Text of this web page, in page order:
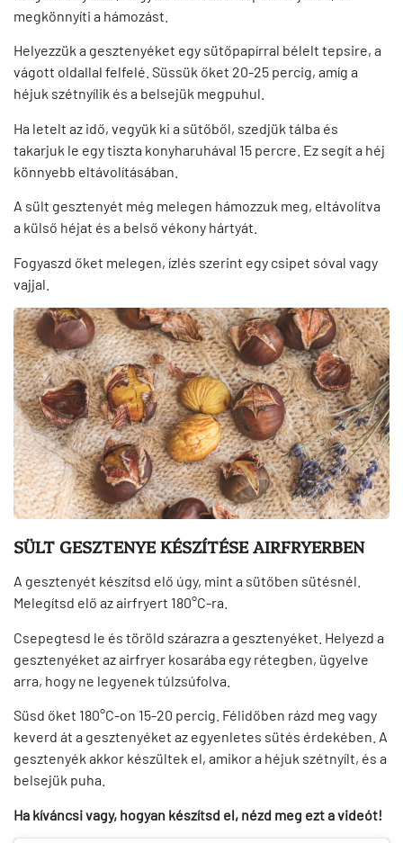
megkönnyíti a hámozást.
Helyezzük a gesztenyéket egy sütőpapírral bélelt tepsire, a
vágott oldallal felfelé. Süssük őket 20-25 percig, amíg a
héjuk szétnyílik és a belsejük megpuhul.
Ha letelt az idő, vegyük ki a sütőből, szedjük tálba és
takarjuk le egy tiszta konyharuhával 15 percre. Ez segít a héj
könnyebb eltávolításában.
A sült gesztenyét még melegen hámozzuk meg, eltávolítva
a külső héjat és a belső vékony hártyát.
Fogyaszd őket melegen, ízlés szerint egy csipet sóval vagy
vajjal.
SÜLT GESZTENYE KÉSZÍTÉSE AIRFRYERBEN
A gesztenyét készítsd elő úgy, mint a sütőben sütésnél.
Melegítsd elő az airfryert 180°C-ra.
Csepegtesd le és töröld szárazra a gesztenyéket. Helyezd a
gesztenyéket az airfryer kosarába egy rétegben, ügyelve
arra, hogy ne legyenek túlzsúfolva.
Süsd őket 180°C-on 15-20 percig. Félidőben rázd meg vagy
keverd át a gesztenyéket az egyenletes sütés érdekében. A
gesztenyék akkor készültek el, amikor a héjuk szétnyílt, és a
belsejük puha.
Ha kíváncsi vagy, hogyan készítsd el, nézd meg ezt a videót!